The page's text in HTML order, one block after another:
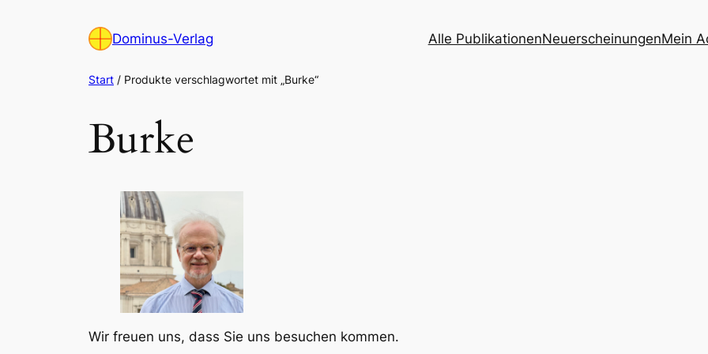
Dominus-Verlag Alle PublikationenNeuerscheinungenMein
Start / Produkte verschlagwortet mit „Burke“
Burke
Wir freuen uns, dass Sie uns besuchen kommen.